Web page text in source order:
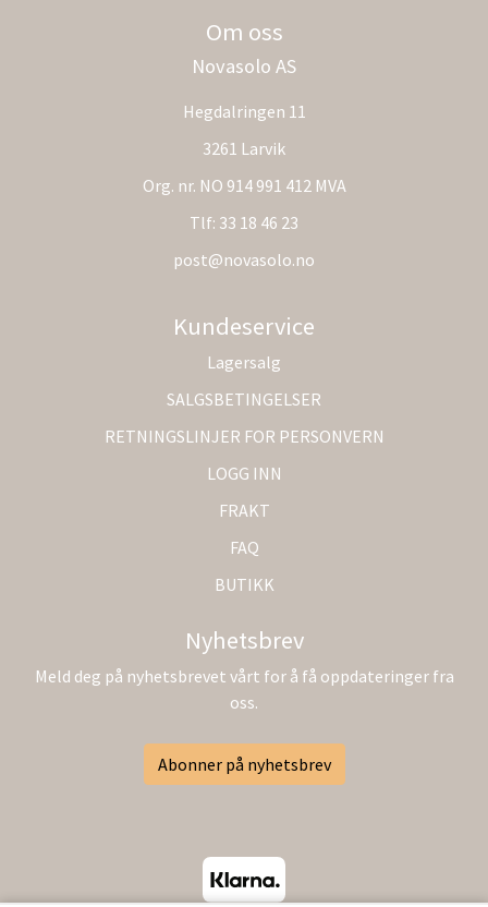
Om oss
Novasolo AS
Hegdalringen 11
3261 Larvik
Org. nr. NO 914 991 412 MVA
Tlf: 33 18 46 23
post@novasolo.no
Kundeservice
Lagersalg
SALGSBETINGELSER
RETNINGSLINJER FOR PERSONVERN
LOGG INN
FRAKT
FAQ
BUTIKK
Nyhetsbrev
Meld deg på nyhetsbrevet vårt for å få oppdateringer fra
oss.
Abonner på nyhetsbrev